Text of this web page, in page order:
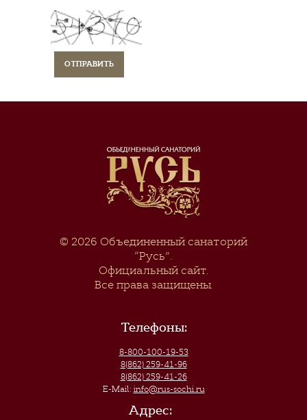
© 2026 Объединенный санаторий
“Русь”.
Официальный сайт.
Все права защищены.
Телефоны:
8-800-100-19-53
8(862) 259-41-96
8(862) 259-41-26
E-Mail: info@rus-sochi.ru
Адрес: